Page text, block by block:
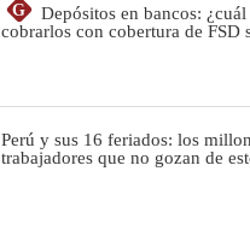
G
Depósitos en bancos:
cobrarlos con cobertura de FSD
Perú y sus 16 feriados: los
trabajadores que no gozan de